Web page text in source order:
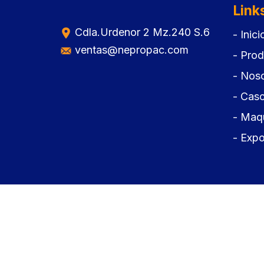
Cdla.Urdenor 2 Mz.240 S.6
ventas@nepropac.com
-
-
-
-
-
-